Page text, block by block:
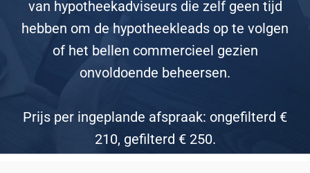
van hypotheekadviseurs die zelf geen tijd
hebben om de hypotheekleads op te volgen
of het bellen commercieel gezien
onvoldoende beheersen.
Prijs per ingeplande afspraak: ongefilterd €
210, gefilterd € 250.